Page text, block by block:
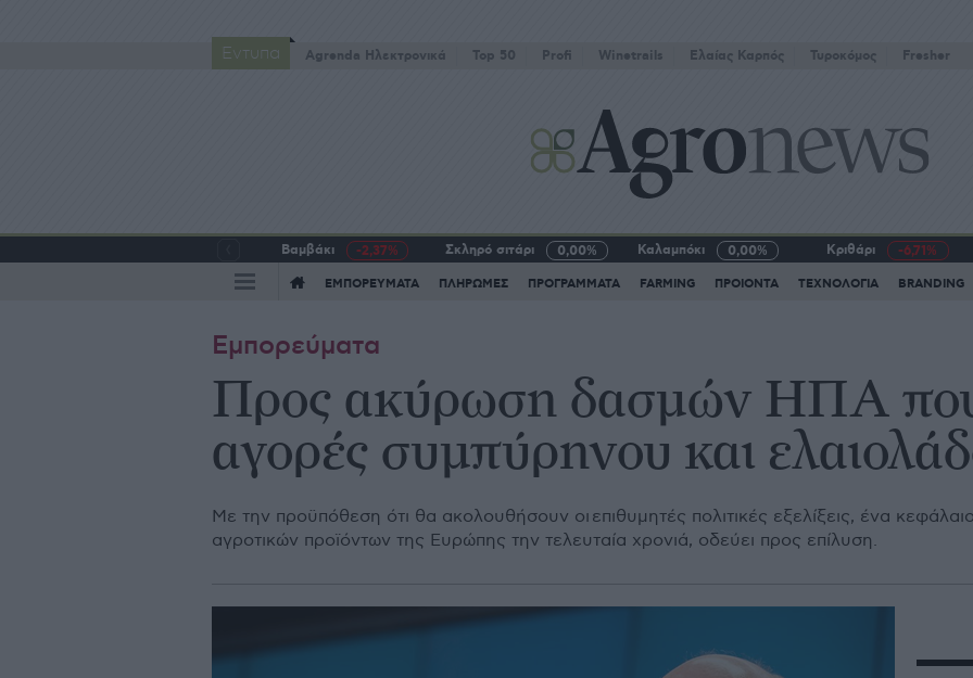
Έντυπα Agrenda Ηλεκτρονικά Top 50 Profi Winetrails Eλαίας Καρπός Τυροκόμος Fresher
Βαμβάκι -2,37% Σκληρό σιτάρι 0,00% Καλαμπόκι 0,00% Κριθάρι -6,71%
ΕΜΠΟΡΕΥΜΑΤΑ ΠΛΗΡΩΜΕΣ ΠΡΟΓΡΑΜΜΑΤΑ FARMING ΠΡΟΙΟΝΤΑ ΤΕΧΝΟΛΟΓΙΑ BRANDING
Εμπορεύματα
Προς ακύρωση δασμών ΗΠΑ που
αγορές συμπύρηνου και
Με την προϋπόθεση ότι θα ακολουθήσουν οι επιθυμητές πολιτικές εξελίξεις, ένα
αγροτικών προϊόντων της Ευρώπης την τελευταία χρονιά, οδεύει προς επίλυση.